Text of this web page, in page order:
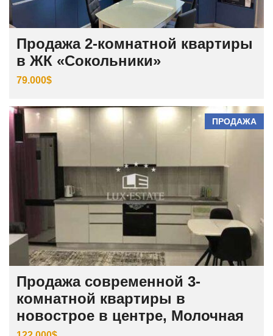
Продажа 2-комнатной квартиры
в ЖК «Сокольники»
79.000$
ПРОДАЖА
Продажа современной 3-
комнатной квартиры в
новострое в центре, Молочная